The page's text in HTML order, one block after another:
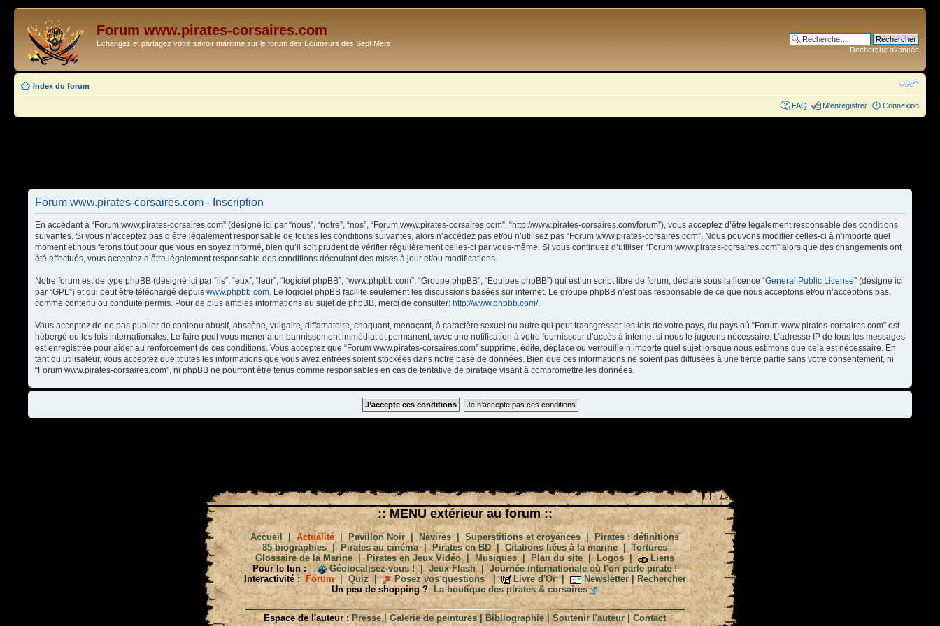
Forum www.pirates-corsaires.com
Echangez et partagez votre savoir maritime sur le forum des Ecumeurs des Sept Mers
Recherche avancée
Index du forum
FAQ M’enregistrer Connexion
Forum www.pirates-corsaires.com - Inscription
En accédant à “Forum www.pirates-corsaires.com” (désigné ici par “nous”, “notre”, “nos”, “Forum www.pirates-corsaires.com”, “http://www.pirates-corsaires.com/forum”), vous acceptez d’être légalement responsable des conditions
suivantes. Si vous n’acceptez pas d’être légalement responsable de toutes les conditions suivantes, alors n’accédez pas et/ou n’utilisez pas “Forum www.pirates-corsaires.com”. Nous pouvons modifier celles-ci à n’importe quel
moment et nous ferons tout pour que vous en soyez informé, bien qu’il soit prudent de vérifier régulièrement celles-ci par vous-même. Si vous continuez d’utiliser “Forum www.pirates-corsaires.com” alors que des changements ont
été effectués, vous acceptez d’être légalement responsable des conditions découlant des mises à jour et/ou modifications.
Notre forum est de type phpBB (désigné ici par “ils”, “eux”, “leur”, “logiciel phpBB”, “www.phpbb.com”, “Groupe phpBB”, “Equipes phpBB”) qui est un script libre de forum, déclaré sous la licence “General Public License” (désigné ici
par “GPL”) et qui peut être téléchargé depuis www.phpbb.com. Le logiciel phpBB facilite seulement les discussions basées sur internet. Le groupe phpBB n’est pas responsable de ce que nous acceptons et/ou n’acceptons pas,
comme contenu ou conduite permis. Pour de plus amples informations au sujet de phpBB, merci de consulter: http://www.phpbb.com/.
Vous acceptez de ne pas publier de contenu abusif, obscène, vulgaire, diffamatoire, choquant, menaçant, à caractère sexuel ou autre qui peut transgresser les lois de votre pays, du pays où “Forum www.pirates-corsaires.com” est
hébergé ou les lois internationales. Le faire peut vous mener à un bannissement immédiat et permanent, avec une notification à votre fournisseur d’accès à internet si nous le jugeons nécessaire. L’adresse IP de tous les messages
est enregistrée pour aider au renforcement de ces conditions. Vous acceptez que “Forum www.pirates-corsaires.com” supprime, édite, déplace ou verrouille n’importe quel sujet lorsque nous estimons que cela est nécessaire. En
tant qu’utilisateur, vous acceptez que toutes les informations que vous avez entrées soient stockées dans notre base de données. Bien que ces informations ne soient pas diffusées à une tierce partie sans votre consentement, ni
“Forum www.pirates-corsaires.com”, ni phpBB ne pourront être tenus comme responsables en cas de tentative de piratage visant à compromettre les données.
:: MENU extérieur au forum ::
Accueil |Actualité|Pavillon Noir|Navires|Superstitions et croyances|Pirates : définitions
85 biographies| Pirates au cinéma|Pirates en BD|Citations liées à la marine|Tortures
Glossaire de la Marine|Pirates en Jeux Vidéo|Musiques|Plan du site|Logos|
Liens
Pour le fun :
Géolocalisez-vous !|Jeux Flash|Journée internationale où l'on parle pirate !
Interactivité : Forum| Quiz| Posez vos questions| Livre d'Or| Newsletter| Rechercher
Un peu de shopping ?
La boutique des pirates & corsaires
Espace de l'auteur : Presse|Galerie de peintures|Bibliographie|Soutenir l'auteur|Contact